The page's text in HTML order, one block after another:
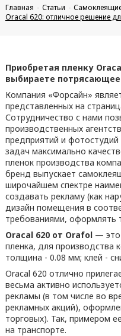
Главная Статьи
Oracal 620: отличное решение
Приобретая пленку
выбираете
Компания «Форсайн»
представленных на
Сотрудничество с нами
производственных
предприятий и
задач максимально
пленок производства
бренд выпускает
широчайшем спектре
создавать рекламу (как
дизайн помещения в
требованиями, оформлять
Oracal 620 от Orafol — это
пленка, для производства
толщина - 0.08 мм; клей -
Oracal 620 отлично
весьма активно
рекламы (в том числе во
рекламных акций),
торговых). Так, примером
на транспорте.